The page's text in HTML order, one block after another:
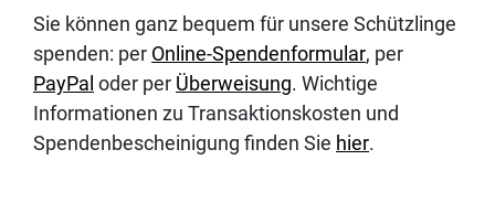
Sie können ganz bequem für unsere Schützlinge
spenden: per Online-Spendenformular, per
PayPal oder per Überweisung. Wichtige
Informationen zu Transaktionskosten und
Spendenbescheinigung finden Sie hier.